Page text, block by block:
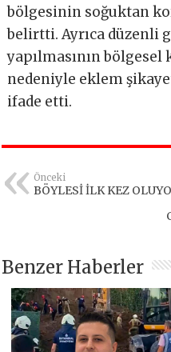
bölgesinin soğuktan
belirtti. Ayrıca düzenli
yapılmasının bölgesel
nedeniyle eklem
ifade etti.
Önceki
BÖYLESİ İLK KEZ
Benzer Haberler